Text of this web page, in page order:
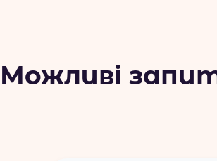
Можливі